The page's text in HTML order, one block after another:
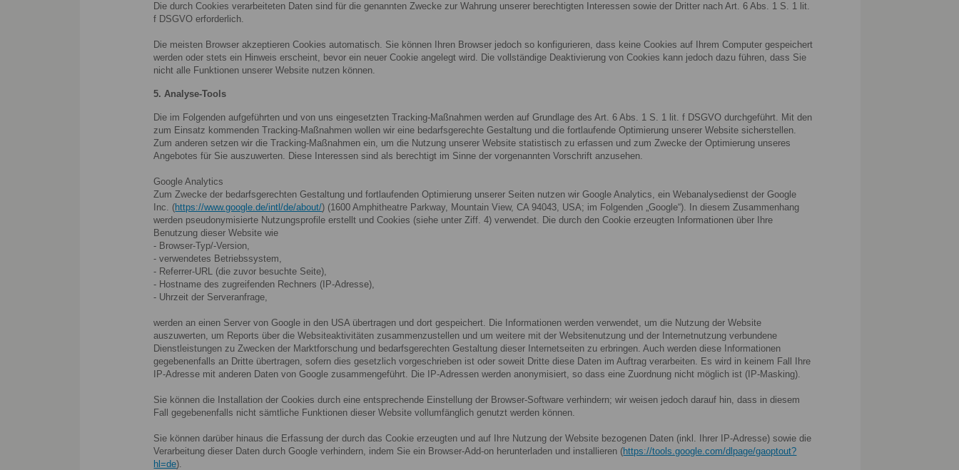
Die durch Cookies verarbeiteten Daten sind für die genannten Zwecke zur Wahrung unserer berechtigten Interessen sowie der Dritter nach Art. 6 Abs. 1 S. 1 lit.
f DSGVO erforderlich.
Die meisten Browser akzeptieren Cookies automatisch. Sie können Ihren Browser jedoch so konfigurieren, dass keine Cookies auf Ihrem Computer gespeichert
werden oder stets ein Hinweis erscheint, bevor ein neuer Cookie angelegt wird. Die vollständige Deaktivierung von Cookies kann jedoch dazu führen, dass Sie
nicht alle Funktionen unserer Website nutzen können.
5. Analyse-Tools
Die im Folgenden aufgeführten und von uns eingesetzten Tracking-Maßnahmen werden auf Grundlage des Art. 6 Abs. 1 S. 1 lit. f DSGVO durchgeführt. Mit den
zum Einsatz kommenden Tracking-Maßnahmen wollen wir eine bedarfsgerechte Gestaltung und die fortlaufende Optimierung unserer Website sicherstellen.
Zum anderen setzen wir die Tracking-Maßnahmen ein, um die Nutzung unserer Website statistisch zu erfassen und zum Zwecke der Optimierung unseres
Angebotes für Sie auszuwerten. Diese Interessen sind als berechtigt im Sinne der vorgenannten Vorschrift anzusehen.
Google Analytics
Zum Zwecke der bedarfsgerechten Gestaltung und fortlaufenden Optimierung unserer Seiten nutzen wir Google Analytics, ein Webanalysedienst der Google
Inc. (https://www.google.de/intl/de/about/) (1600 Amphitheatre Parkway, Mountain View, CA 94043, USA; im Folgenden „Google“). In diesem Zusammenhang
werden pseudonymisierte Nutzungsprofile erstellt und Cookies (siehe unter Ziff. 4) verwendet. Die durch den Cookie erzeugten Informationen über Ihre
Benutzung dieser Website wie
- Browser-Typ/-Version,
- verwendetes Betriebssystem,
- Referrer-URL (die zuvor besuchte Seite),
- Hostname des zugreifenden Rechners (IP-Adresse),
- Uhrzeit der Serveranfrage,
werden an einen Server von Google in den USA übertragen und dort gespeichert. Die Informationen werden verwendet, um die Nutzung der Website
auszuwerten, um Reports über die Websiteaktivitäten zusammenzustellen und um weitere mit der Websitenutzung und der Internetnutzung verbundene
Dienstleistungen zu Zwecken der Marktforschung und bedarfsgerechten Gestaltung dieser Internetseiten zu erbringen. Auch werden diese Informationen
gegebenenfalls an Dritte übertragen, sofern dies gesetzlich vorgeschrieben ist oder soweit Dritte diese Daten im Auftrag verarbeiten. Es wird in keinem Fall Ihre
IP-Adresse mit anderen Daten von Google zusammengeführt. Die IP-Adressen werden anonymisiert, so dass eine Zuordnung nicht möglich ist (IP-Masking).
Sie können die Installation der Cookies durch eine entsprechende Einstellung der Browser-Software verhindern; wir weisen jedoch darauf hin, dass in diesem
Fall gegebenenfalls nicht sämtliche Funktionen dieser Website vollumfänglich genutzt werden können.
Sie können darüber hinaus die Erfassung der durch das Cookie erzeugten und auf Ihre Nutzung der Website bezogenen Daten (inkl. Ihrer IP-Adresse) sowie die
Verarbeitung dieser Daten durch Google verhindern, indem Sie ein Browser-Add-on herunterladen und installieren (https://tools.google.com/dlpage/gaoptout?
hl=de).